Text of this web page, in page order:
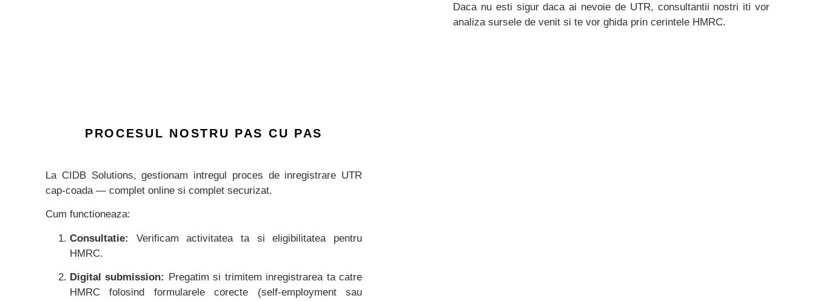
Daca nu esti sigur daca ai nevoie de UTR, consultantii nostri iti vor
analiza sursele de venit si te vor ghida prin cerintele HMRC.
PROCESUL NOSTRU PAS CU PAS
La CIDB Solutions, gestionam intregul proces de inregistrare UTR
cap-coada — complet online si complet securizat.
Cum functioneaza:
Consultatie:
Verificam activitatea ta si eligibilitatea pentru
HMRC.
Digital submission:
Pregatim si trimitem inregistrarea ta catre
HMRC folosind formularele corecte (self-employment sau